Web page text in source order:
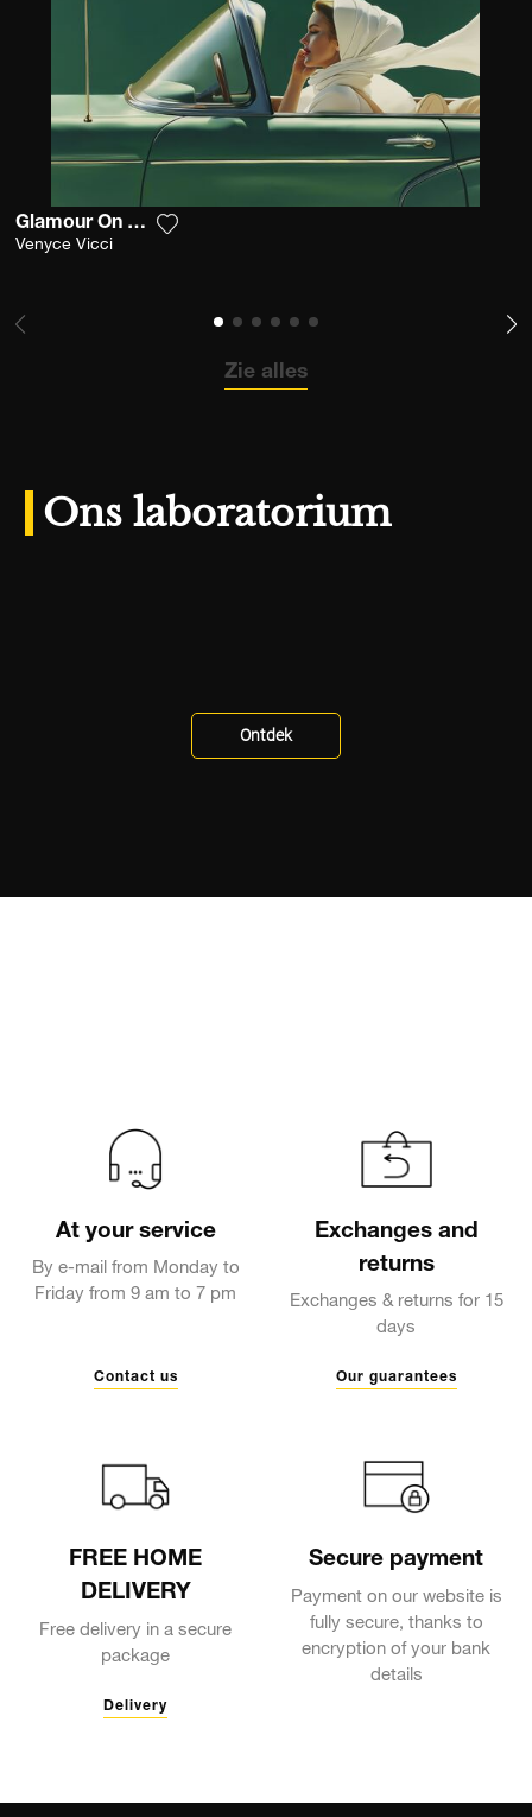
Glamour On The Road
Venyce Vicci
Zie alles
Ons laboratorium
Ontdek
At your service
By e-mail from Monday to
Friday from 9 am to 7 pm
Contact us
Exchanges and
returns
Exchanges & returns for 15
days
Our guarantees
FREE HOME
DELIVERY
Free delivery in a secure
package
Delivery
Secure payment
Payment on our website is
fully secure, thanks to
encryption of your bank
details